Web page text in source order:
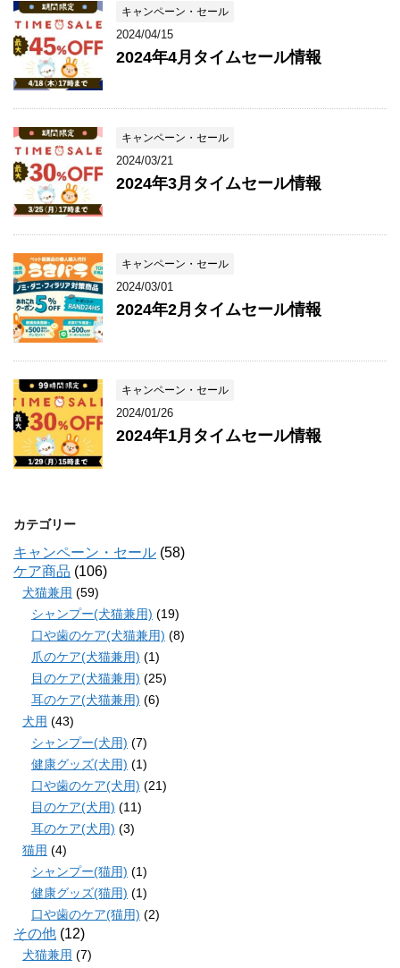
キャンペーン・セール
2024/04/15
2024年4月タイムセール情報
キャンペーン・セール
2024/03/21
2024年3月タイムセール情報
キャンペーン・セール
2024/03/01
2024年2月タイムセール情報
キャンペーン・セール
2024/01/26
2024年1月タイムセール情報
カテゴリー
キャンペーン・セール (58)
ケア商品 (106)
犬猫兼用 (59)
シャンプー(犬猫兼用) (19)
口や歯のケア(犬猫兼用) (8)
爪のケア(犬猫兼用) (1)
目のケア(犬猫兼用) (25)
耳のケア(犬猫兼用) (6)
犬用 (43)
シャンプー(犬用) (7)
健康グッズ(犬用) (1)
口や歯のケア(犬用) (21)
目のケア(犬用) (11)
耳のケア(犬用) (3)
猫用 (4)
シャンプー(猫用) (1)
健康グッズ(猫用) (1)
口や歯のケア(猫用) (2)
その他 (12)
犬猫兼用 (7)